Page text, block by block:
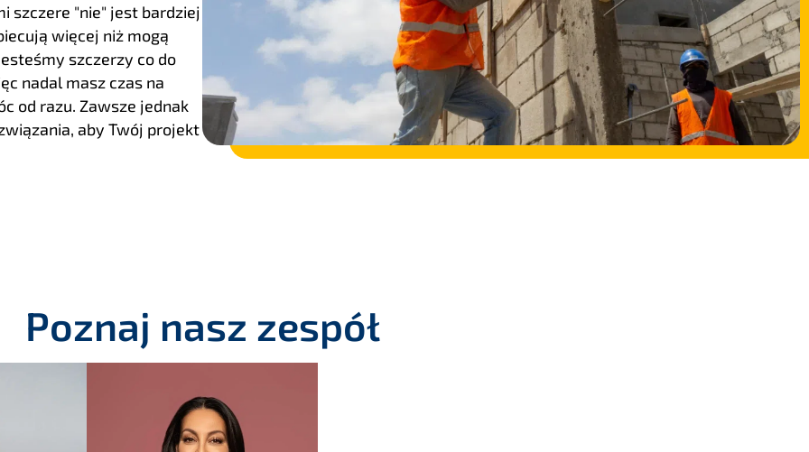
szczere "nie" jest bardziej
więcej niż mogą
szczerzy co do
nadal masz czas na
od razu. Zawsze jednak
aby Twój projekt
Poznaj nasz zespół